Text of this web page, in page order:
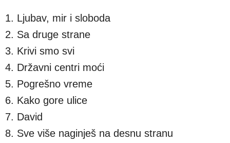
1. Ljubav, mir i sloboda
2. Sa druge strane
3. Krivi smo svi
4. Državni centri moći
5. Pogrešno vreme
6. Kako gore ulice
7. David
8. Sve više naginješ na desnu stranu